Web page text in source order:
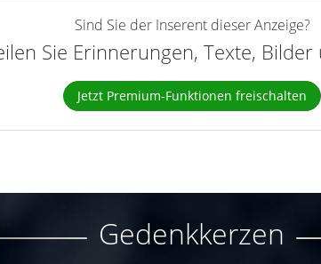
Sind Sie der Inserent dieser Anzeige?
Sie Erinnerungen, Texte,
Jetzt Premium-Funktionen freischalten
Gedenkkerzen